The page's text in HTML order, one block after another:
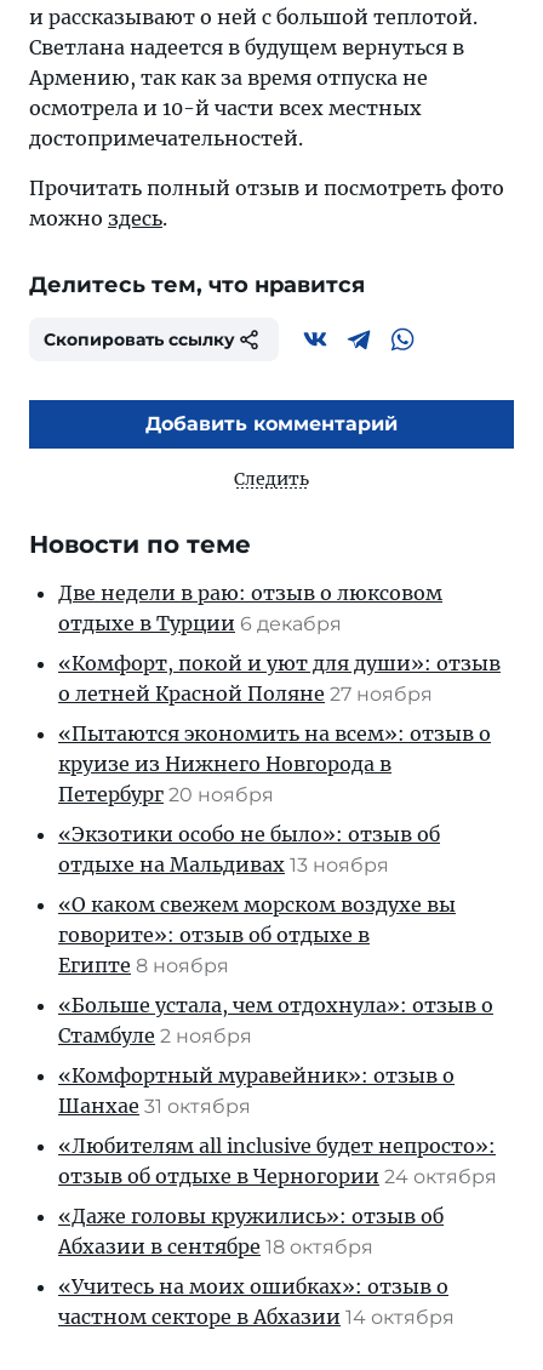
и рассказывают о ней с большой теплотой.
Светлана надеется в будущем вернуться в
Армению, так как за время отпуска не
осмотрела и 10-й части всех местных
достопримечательностей.
Прочитать полный отзыв и посмотреть фото
можно здесь.
Делитесь тем, что нравится
Скопировать ссылку
Добавить комментарий
Следить
Новости по теме
Две недели в раю: отзыв о люксовом
отдыхе в Турции 6 декабря
«Комфорт, покой и уют для души»: отзыв
о летней Красной Поляне 27 ноября
«Пытаются экономить на всем»: отзыв о
круизе из Нижнего Новгорода в
Петербург 20 ноября
«Экзотики особо не было»: отзыв об
отдыхе на Мальдивах 13 ноября
«О каком свежем морском воздухе вы
говорите»: отзыв об отдыхе в
Египте 8 ноября
«Больше устала, чем отдохнула»: отзыв о
Стамбуле 2 ноября
«Комфортный муравейник»: отзыв о
Шанхае 31 октября
«Любителям all inclusive будет непросто»:
отзыв об отдыхе в Черногории 24 октября
«Даже головы кружились»: отзыв об
Абхазии в сентябре 18 октября
«Учитесь на моих ошибках»: отзыв о
частном секторе в Абхазии 14 октября